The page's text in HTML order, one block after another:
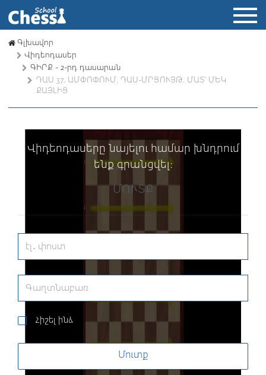
Գլխավոր
Վիդեոդասեր
ԳԻՐՔ - 2-րդ դասարան
ԴԱՍ 37. ԱՄՓՈՓՈՒՄ. ԴԱՍ-ՄՐՑՈՒՅԹ. ՄԱՏ՝ ՄԵԿ
ՔԱՅԼԻՑ
Վիդեոդասերը նայելու համար խնդրում
ենք գրանցվել։
ՄՈՒՏՔ
Հիշել ինձ
Մուտք